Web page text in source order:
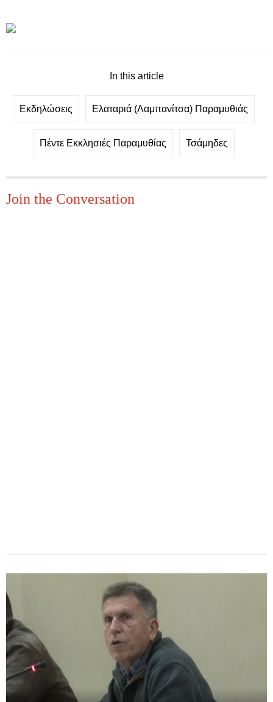
In this article
Εκδηλώσεις Ελαταριά (Λαμπανίτσα) Παραμυθιάς
Πέντε Εκκλησιές Παραμυθίας Τσάμηδες
Join the Conversation